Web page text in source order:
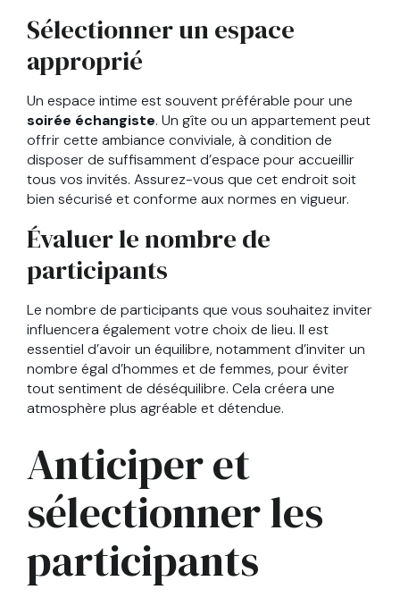
Sélectionner un espace
approprié
Un espace intime est souvent préférable pour une
soirée échangiste. Un gîte ou un appartement peut
offrir cette ambiance conviviale, à condition de
disposer de suffisamment d’espace pour accueillir
tous vos invités. Assurez-vous que cet endroit soit
bien sécurisé et conforme aux normes en vigueur.
Évaluer le nombre de
participants
Le nombre de participants que vous souhaitez inviter
influencera également votre choix de lieu. Il est
essentiel d’avoir un équilibre, notamment d’inviter un
nombre égal d’hommes et de femmes, pour éviter
tout sentiment de déséquilibre. Cela créera une
atmosphère plus agréable et détendue.
Anticiper et
sélectionner les
participants